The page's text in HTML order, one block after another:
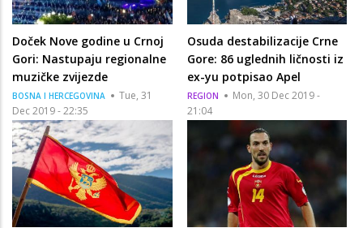
Doček Nove godine u Crnoj
Gori: Nastupaju regionalne
muzičke zvijezde
BOSNA I HERCEGOVINA
Tue, 31
Dec 2019 - 22:35
Osuda destabilizacije Crne
Gore: 86 uglednih ličnosti iz
ex-yu potpisao Apel
REGION
Mon, 30 Dec 2019 -
21:04